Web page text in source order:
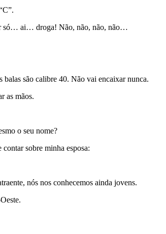
só… ai… droga! Não, não, não, não…
são calibre 40. Não vai encaixar nunca.
as mãos.
o seu nome?
sobre minha esposa:
nós nos conhecemos ainda jovens.